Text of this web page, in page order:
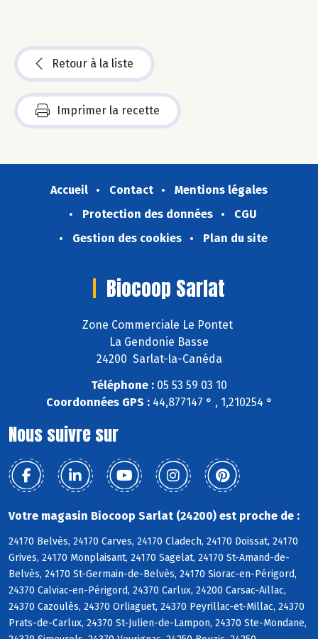
Retour à la liste
Imprimer la recette
Accueil Contact
Mentions légales
Protection des données
CGU
Gestion des cookies
Plan du site
Biocoop Sarlat
Zone Commerciale Le Pontet
La Gendonie Basse
24200 Sarlat-la-Canéda
Téléphone : 05 53 59 03 10
Coordonnées GPS :44,877147 ° , 1,210254 °
Nous suivre sur
Votre magasin Biocoop Sarlat (24200) est proche de :
24170 Belvès, 24170 Carves, 24170 Cladech, 24170 Doissat, 24170
Grives, 24170 Monplaisant, 24170 Sagelat, 24170 St-Amand-de-
Belvès, 24170 St-Germain-de-Belvès, 24170 Siorac-en-Périgord,
24370 Calviac-en-Périgord, 24370 Carlux, 24200 Carsac-Aillac,
24370 Cazoulès, 24370 Orliaguet, 24370 Peyrillac-et-Millac, 24370
Prats-de-Carlux, 24370 St-Julien-de-Lampon, 24370 Ste-Mondane,